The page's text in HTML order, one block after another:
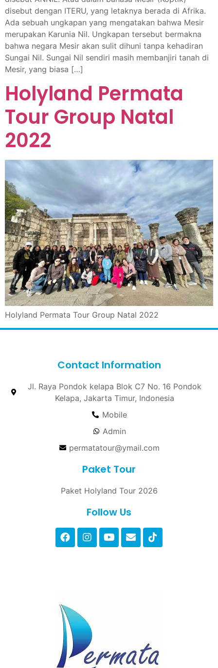
disebut dengan ITERU, yang letaknya berada di Afrika.
Ada sebuah ungkapan yang mengatakan bahwa Mesir
merupakan Karunia Nil. Ungkapan tersebut bermakna
bahwa negara Mesir akan sulit dihuni tanpa kehadiran
Sungai Nil. Sungai Nil sendiri masih membanjiri tanah di
Mesir, yang biasa […]
Holyland Permata
Tour Group Natal
2022
Holyland Permata Tour Group Natal 2022
Contact Information
Jl. Raya Pondok kelapa Blok C7 No. 16 Pondok
Kelapa, Jakarta Timur, Indonesia
Mobile
Admin
permatatour@ymail.com
Paket Tour
Paket Holyland Tour 2026
Follow Us